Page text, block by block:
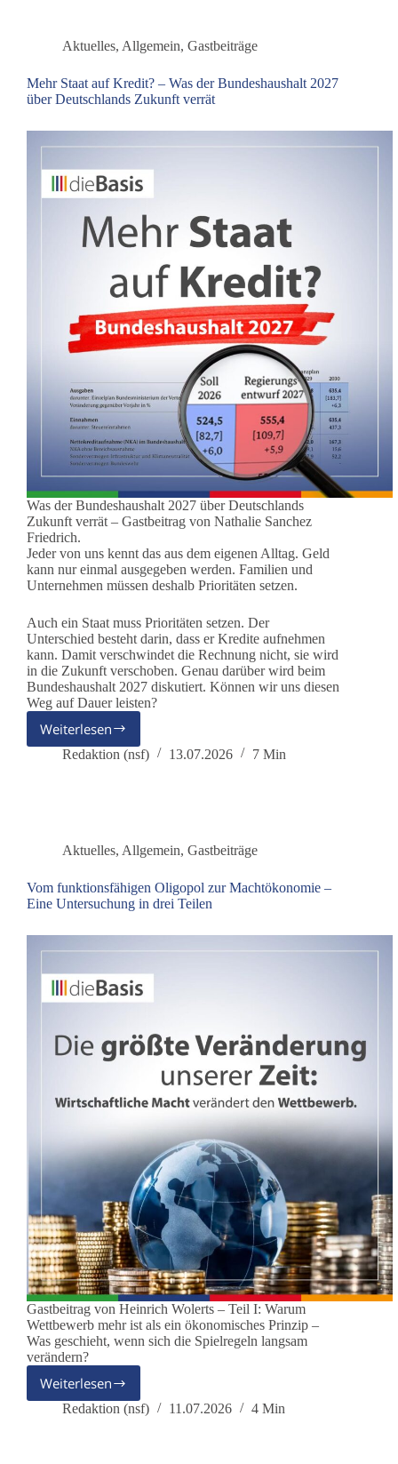
verändern
Aktuelles, Allgemein, Gastbeiträge
Mehr Staat auf Kredit? – Was der Bundeshaushalt 2027
über Deutschlands Zukunft verrät
Was der Bundeshaushalt 2027 über Deutschlands
Zukunft verrät – Gastbeitrag von Nathalie Sanchez
Friedrich.
Jeder von uns kennt das aus dem eigenen Alltag. Geld
kann nur einmal ausgegeben werden. Familien und
Unternehmen müssen deshalb Prioritäten setzen.
Auch ein Staat muss Prioritäten setzen. Der
Unterschied besteht darin, dass er Kredite aufnehmen
kann. Damit verschwindet die Rechnung nicht, sie wird
in die Zukunft verschoben. Genau darüber wird beim
Bundeshaushalt 2027 diskutiert. Können wir uns diesen
Weg auf Dauer leisten?
Weiterlesen
Mehr
Staat
der
Bundeshaushalt
2027
über
Deutschlands
Zukunft
verrät
Redaktion (nsf) 13.07.2026 7 Min
Aktuelles, Allgemein, Gastbeiträge
Vom funktionsfähigen Oligopol zur Machtökonomie –
Eine Untersuchung in drei Teilen
Gastbeitrag von Heinrich Wolerts – Teil I: Warum
Wettbewerb mehr ist als ein ökonomisches Prinzip –
Was geschieht, wenn sich die Spielregeln langsam
verändern?
Weiterlesen
Vom
funktionsfähigen
Redaktion (nsf) 11.07.2026 4 Min